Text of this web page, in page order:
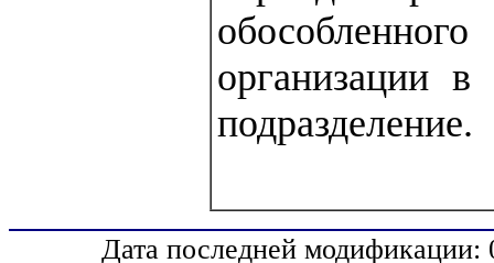
организации в
подразделение.
Дата последней модификации: